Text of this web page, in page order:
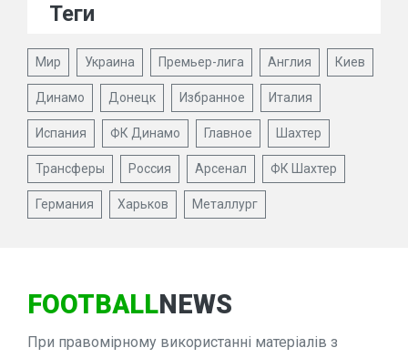
Теги
Мир Украина Премьер-лига Англия Киев
Динамо Донецк Избранное Италия
Испания ФК Динамо Главное Шахтер
Трансферы Россия Арсенал ФК Шахтер
Германия Харьков Металлург
FOOTBALLNEWS
При правомірному використанні матеріалів з